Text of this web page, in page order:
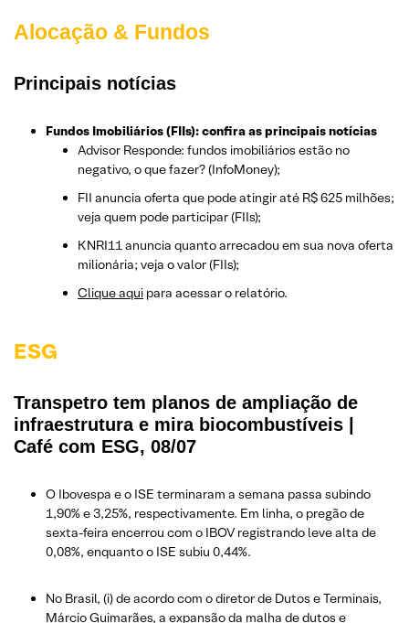
Alocação & Fundos
Principais notícias
Fundos Imobiliários (FIIs): confira as principais notícias
Advisor Responde: fundos imobiliários estão no
negativo, o que fazer? (InfoMoney);
FII anuncia oferta que pode atingir até R$ 625 milhões;
veja quem pode participar (FIIs);
KNRI11 anuncia quanto arrecadou em sua nova oferta
milionária; veja o valor (FIIs);
Clique aqui para acessar o relatório.
ESG
Transpetro tem planos de ampliação de
infraestrutura e mira biocombustíveis |
Café com ESG, 08/07
O Ibovespa e o ISE terminaram a semana passa subindo
1,90% e 3,25%, respectivamente. Em linha, o pregão de
sexta-feira encerrou com o IBOV registrando leve alta de
0,08%, enquanto o ISE subiu 0,44%.
No Brasil, (i) de acordo com o diretor de Dutos e Terminais,
Márcio Guimarães, a expansão da malha de dutos e